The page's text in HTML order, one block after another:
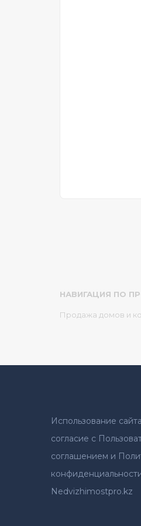
НАВИГАЦИЯ ПО
Продажа домов и
Использование
согласие с
соглашением и
Nedvizhimostpro.kz